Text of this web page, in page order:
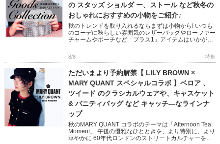
の スタッズ ショルダ ー、ストール など秋冬の
おしゃれにおすすめの小物をご紹介♪
秋のトレンドを取り入れるならまずは小物から! いつも
のコーデに秋らしい雰囲気のレザーバッグやローファー
チャームやポーチなど「プラス1」アイテムはいかがで
8/8 特集
ただいまより予約解禁【 LILY BROWN ×
MARY QUANT スペシャルコラボ 】ベロア 、
ツイード のクラシカルウェアや、キャスケット
& バニティバッグ など キャッチ―なラインナ
ップ
秋のMARY QUANT コラボのテーマは「Afternoon Tea
Moment」 午後の優雅なひとときを、より特別に、より
華やかに 60年代ロンドンのストリートカルチャーを象